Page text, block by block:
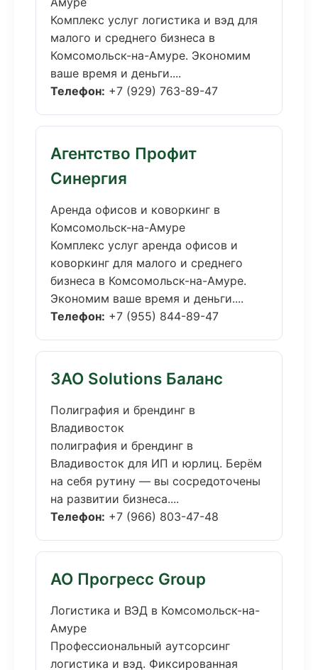
Комплекс услуг логистика и вэд для
малого и среднего бизнеса в
Комсомольск-на-Амуре. Экономим
ваше время и деньги....
Телефон: +7 (929) 763-89-47
Агентство Профит
Синергия
Аренда офисов и коворкинг в
Комсомольск-на-Амуре
Комплекс услуг аренда офисов и
коворкинг для малого и среднего
бизнеса в Комсомольск-на-Амуре.
Экономим ваше время и деньги....
Телефон: +7 (955) 844-89-47
ЗАО Solutions Баланс
Полиграфия и брендинг в
Владивосток
полиграфия и брендинг в
Владивосток для ИП и юрлиц. Берём
на себя рутину — вы сосредоточены
на развитии бизнеса....
Телефон: +7 (966) 803-47-48
АО Прогресс Group
Логистика и ВЭД в Комсомольск-на-
Амуре
Профессиональный аутсорсинг
логистика и вэд. Фиксированная